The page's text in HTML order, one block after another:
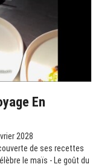
En
2028
de ses recettes
le maïs - Le goût du